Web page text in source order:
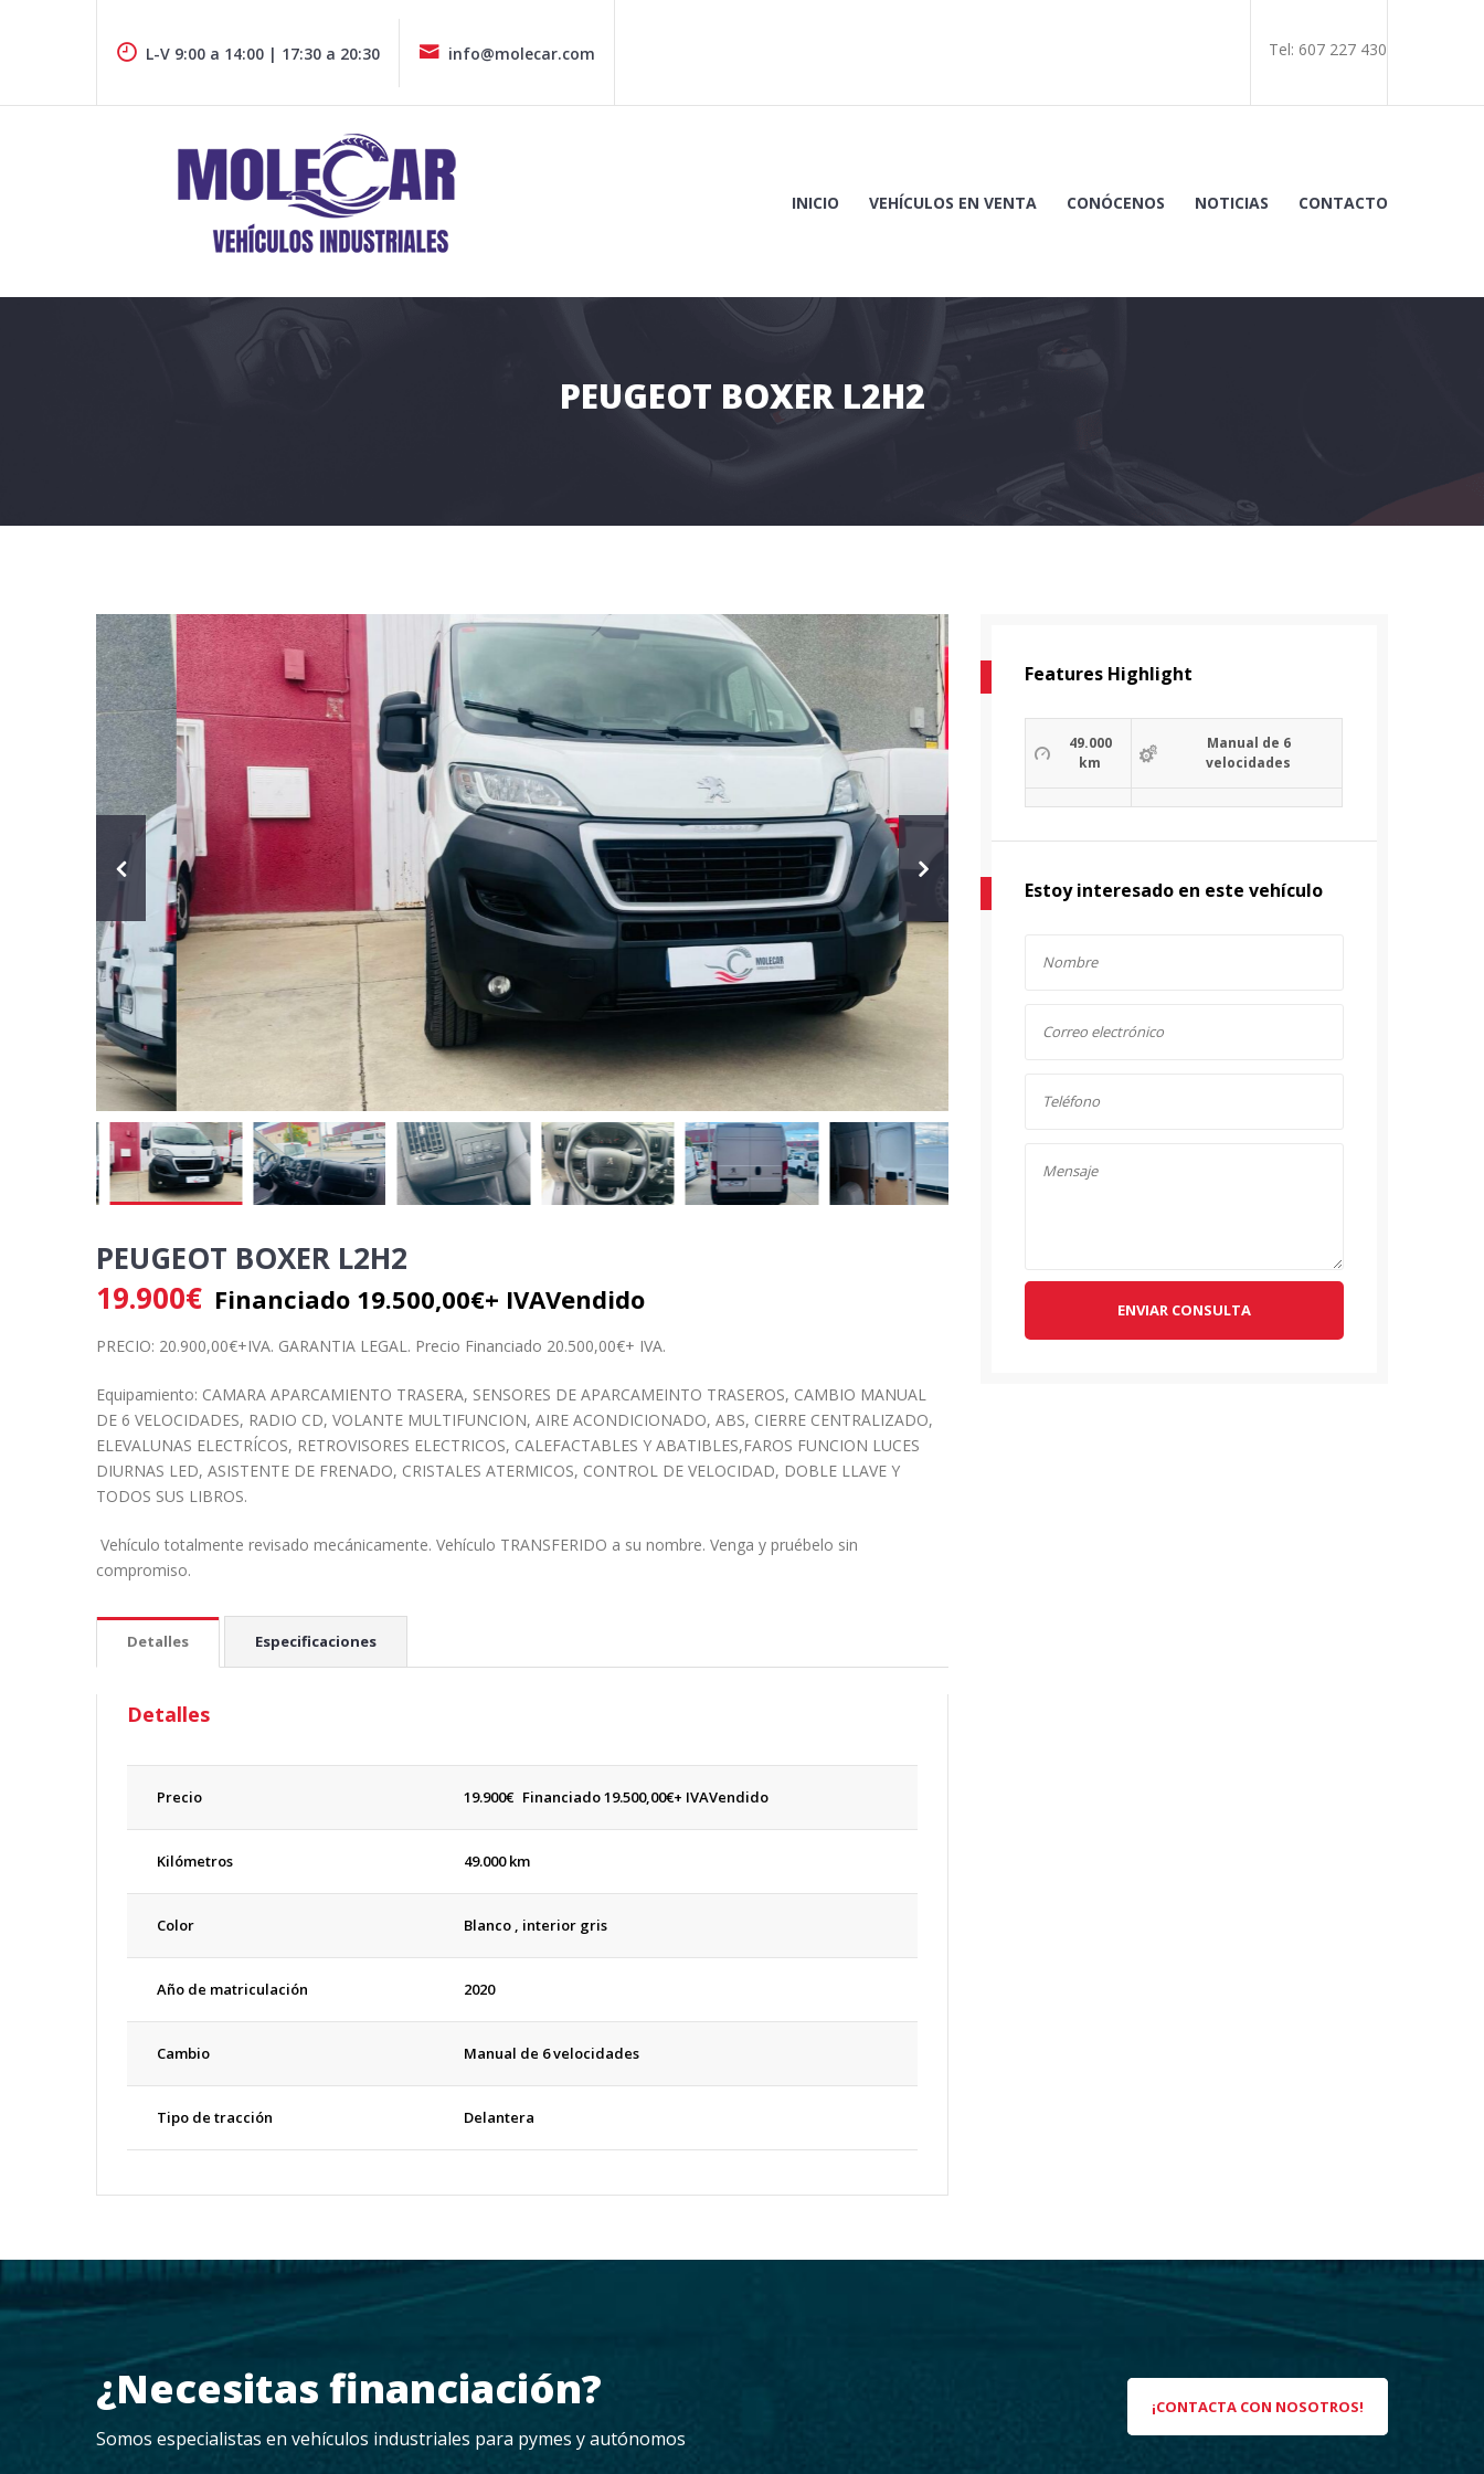
L-V 9:00 a 14:00 | 17:30 a 20:30 info@molecar.com Tel: 607 227 430
Furgonetas y vehiculos industriales de todas las marcas en Córdoba
INICIO VEHÍCULOS EN VENTA CONÓCENOS NOTICIAS CONTACTO
PEUGEOT BOXER L2H2
PEUGEOT BOXER L2H2
19.900€ Financiado 19.500,00€+ IVAVendido
PRECIO: 20.900,00€+IVA. GARANTIA LEGAL. Precio Financiado 20.500,00€+ IVA.
Equipamiento: CAMARA APARCAMIENTO TRASERA, SENSORES DE APARCAMEINTO TRASEROS, CAMBIO MANUAL
DE 6 VELOCIDADES, RADIO CD, VOLANTE MULTIFUNCION, AIRE ACONDICIONADO, ABS, CIERRE CENTRALIZADO,
ELEVALUNAS ELECTRÍCOS, RETROVISORES ELECTRICOS, CALEFACTABLES Y ABATIBLES,FAROS FUNCION LUCES
DIURNAS LED, ASISTENTE DE FRENADO, CRISTALES ATERMICOS, CONTROL DE VELOCIDAD, DOBLE LLAVE Y
TODOS SUS LIBROS.
Vehículo totalmente revisado mecánicamente. Vehículo TRANSFERIDO a su nombre. Venga y pruébelo sin
compromiso.
Detalles Especificaciones
Detalles
Precio 19.900€ Financiado 19.500,00€+ IVAVendido
Kilómetros 49.000 km
Color Blanco , interior gris
Año de matriculación 2020
Cambio Manual de 6 velocidades
Tipo de tracción Delantera
Features Highlight
49.000
km
Manual de 6
velocidades
Estoy interesado en este vehículo
ENVIAR CONSULTA
¿Necesitas financiación?
Somos especialistas en vehículos industriales para pymes y autónomos
¡CONTACTA CON NOSOTROS!